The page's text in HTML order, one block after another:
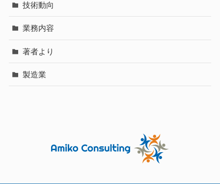
技術動向
業務内容
著者より
製造業